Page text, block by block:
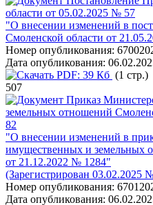
области от 05.02.2025 № 57
"О внесении изменений в
Смоленской области от
Номер опубликования:
Дата опубликования:
PDF: 39 Кб (1 стр.)
507
Приказ
земельных отношений
82
"О внесении изменений в
имущественных и земельных
от 21.12.2022 № 1284"
(Зарегистрирован 03.02.2025
Номер опубликования:
Дата опубликования: